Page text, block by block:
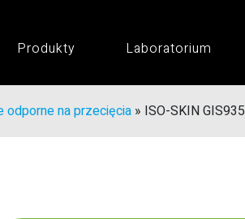
Produkty Laboratorium
odporne na przecięcia » ISO-SKIN GIS935